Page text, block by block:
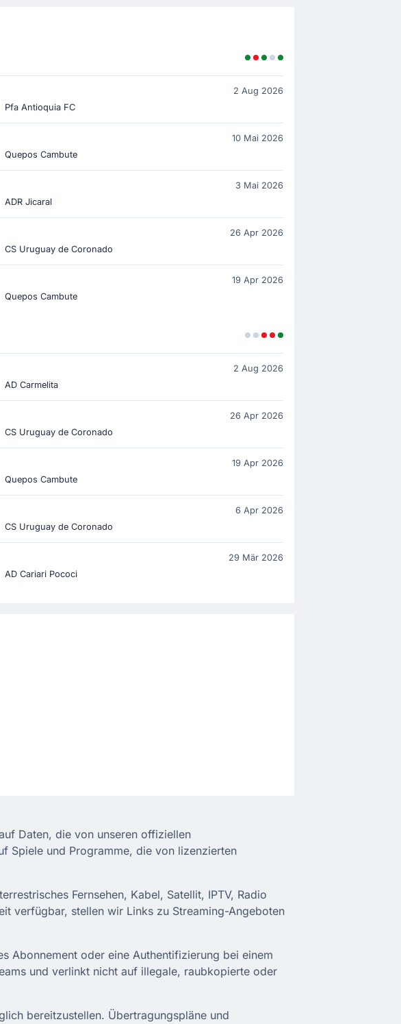
2 Aug 2026
Pfa Antioquia FC
10 Mai 2026
Quepos Cambute
3 Mai 2026
ADR Jicaral
26 Apr 2026
CS Uruguay de Coronado
19 Apr 2026
Quepos Cambute
2 Aug 2026
AD Carmelita
26 Apr 2026
CS Uruguay de Coronado
19 Apr 2026
Quepos Cambute
6 Apr 2026
CS Uruguay de Coronado
29 Mär 2026
AD Cariari Pococi
Daten, die von unseren offiziellen
Spiele und Programme, die von lizenzierten
Fernsehen, Kabel, Satellit, IPTV, Radio
verfügbar, stellen wir Links zu Streaming-Angeboten
Abonnement oder eine Authentifizierung bei einem
und verlinkt nicht auf illegale, raubkopierte oder
bereitzustellen. Übertragungspläne und